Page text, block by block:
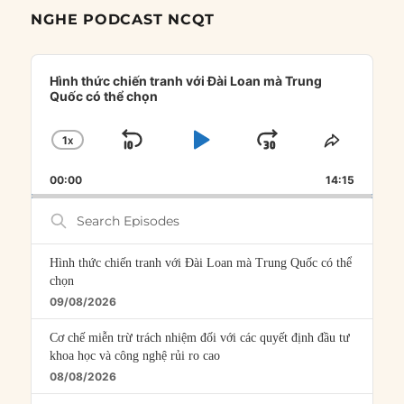
NGHE PODCAST NCQT
Audio
Player
Hình thức chiến tranh với Đài Loan mà Trung
Quốc có thể chọn
CHANGE
RATE
1X
SKIP
PLAYJUMP
FORWARD
SHARE
00:00 14:15
Search
Episodes
Hình thức chiến tranh với Đài Loan mà Trung Quốc có thể
chọn
09/08/2026
Cơ chế miễn trừ trách nhiệm đối với các quyết định đầu tư
khoa học và công nghệ rủi ro cao
08/08/2026